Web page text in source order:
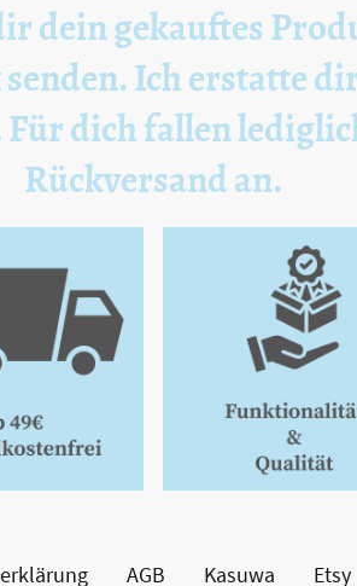
dein gekauftes
Ich erstatte
dich fallen
Rückversand an.
AGB Kasuwa Etsy